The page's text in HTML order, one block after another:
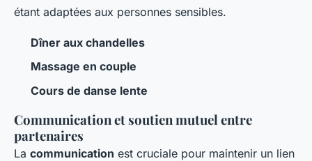
étant adaptées aux personnes sensibles.
Dîner aux chandelles
Massage en couple
Cours de danse lente
Communication et soutien mutuel entre
partenaires
La communication est cruciale pour maintenir un lien